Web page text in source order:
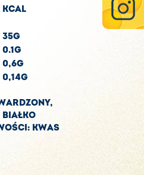
KCAL
35G
0.1G
0,6G
0,14G
KWAS